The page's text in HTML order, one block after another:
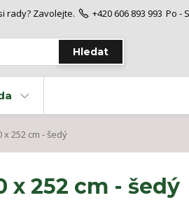
Hledat
rady? Zavolejte. +420 606 893 993 Po -
252 cm - šedý
x 252 cm - šedý